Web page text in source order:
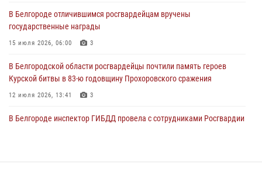
безопасность празднования Дня воздушно-десантных войск
03 августа 2026, 08:07
В Белгороде отличившимся росгвардейцам вручены
государственные награды
15 июля 2026, 06:00 3
В Белгородской области росгвардейцы почтили память героев
Курской битвы в 83-ю годовщину Прохоровского сражения
12 июля 2026, 13:41 3
В Белгороде инспектор ГИБДД провела с сотрудниками Росгвардии